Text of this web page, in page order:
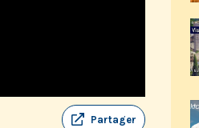
Partager